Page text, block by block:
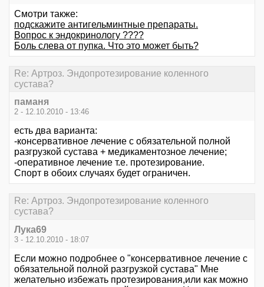
Смотри также:
подскажите антигельминтные препараты.
Вопрос к эндокринологу ????
Боль слева от пупка. Что это может быть?
Re: Артроз. Эндопротезирование коленного
сустава?
паманя
2 - 12.10.2010 - 13:46
есть два варианта:
-консервативное лечение с обязательной полной
разгрузкой сустава + медикаментозное лечение;
-оперативное лечение т.е. протезирование.
Спорт в обоих случаях будет ограничен.
Re: Артроз. Эндопротезирование коленного
сустава?
Лука69
3 - 12.10.2010 - 18:07
Если можно подробнее о "консервативное лечение с
обязательной полной разгрузкой сустава" Мне
желательно избежать протезирования,или как можно